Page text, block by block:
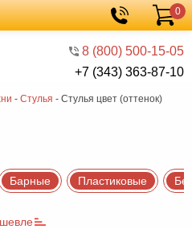
8 (800) 500-15-05
+7 (343) 363-87-10
Корзина
0
- Стулья - Стулья цвет (оттенок)
Барные Пластиковые